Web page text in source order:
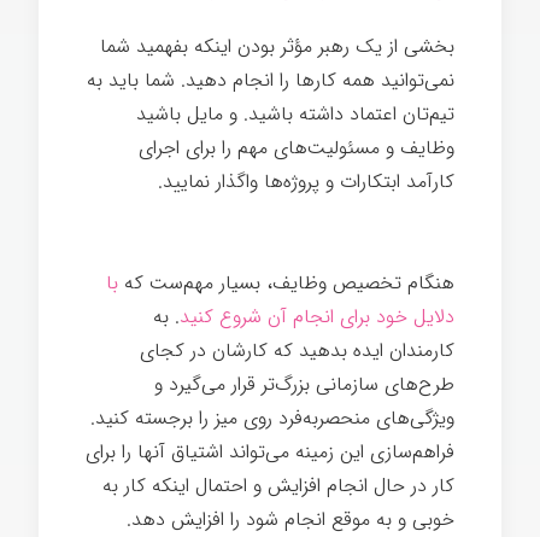
بخشی از یک رهبر مؤثر بودن اینکه بفهمید شما
نمی‌توانید همه کارها را انجام دهید. شما باید به
تیم‌تان اعتماد داشته باشید. و مایل باشید
وظایف و مسئولیت‌های مهم را برای اجرای
کارآمد ابتکارات و پروژه‌ها واگذار نمایید.
هنگام تخصیص وظایف، بسیار مهم‌ست که با
دلایل خود برای انجام آن شروع کنید. به
کارمندان ایده بدهید که کارشان در کجای
طرح‌های سازمانی بزرگ‌تر قرار می‌گیرد و
ویژگی‌های منحصربه‌فرد روی میز را برجسته کنيد.
فراهم‌سازی این زمینه می‌تواند اشتیاق آنها را برای
کار در حال انجام افزایش و احتمال اینکه کار به
خوبی و به موقع انجام شود را افزایش دهد.